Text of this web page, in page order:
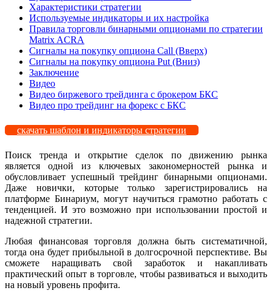
Характеристики стратегии
Используемые индикаторы и их настройка
Правила торговли бинарными опционами по стратегии
Matrix ACRA
Сигналы на покупку опциона Call (Вверх)
Сигналы на покупку опциона Put (Вниз)
Заключение
Видео
Видео биржевого трейдинга с брокером БКС
Видео про трейдинг на форекс с БКС
скачать шаблон и индикаторы стратегии
Поиск тренда и открытие сделок по движению рынка
является одной из ключевых закономерностей рынка и
обусловливает успешный трейдинг бинарными опционами.
Даже новички, которые только зарегистрировались на
платформе Бинариум, могут научиться грамотно работать с
тенденцией. И это возможно при использовании простой и
надежной стратегии.
Любая финансовая торговля должна быть систематичной,
тогда она будет прибыльной в долгосрочной перспективе. Вы
сможете наращивать свой заработок и накапливать
практический опыт в торговле, чтобы развиваться и выходить
на новый уровень профита.